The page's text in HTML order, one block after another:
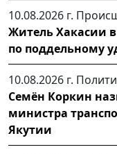
10.08.2026 г.
Житель Хакасии
по поддельному
10.08.2026 г.
Семён Коркин
министра
Якутии